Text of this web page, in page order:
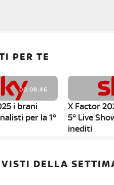
PER TE
00:08:46
i brani
per la 1°
X Factor
5° Live
inediti
DELLA